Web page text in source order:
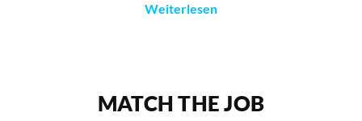
Weiterlesen
MATCH THE JOB